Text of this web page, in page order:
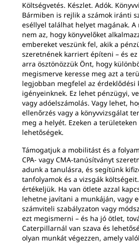
Költségvetés. Készlet. Adók.
Bármiben is rejlik a számok iránti
eséllyel találhat helyet magának. A
nem az, hogy könyvelőket
embereket veszünk fel, akik a
szeretnének karriert építeni – és
arra ösztönözzük Önt, hogy
megismerve keresse meg azt a
legjobban megfelel az érdeklődési
igényeinknek. Ez lehet pénzügyi,
vagy adóelszámolás. Vagy lehet,
ellenőrzés vagy a könyvvizsgálat
meg a helyét. Ezeken a
lehetőségek.
Támogatjuk a mobilitást és a
CPA- vagy CMA-tanúsítványt
adunk a tanulásra, és segítünk
tanfolyamok és a vizsgák
értékeljük. Ha van ötlete azzal
lehetne javítani a munkáján, vagy
számviteli szabályzaton vagy
ezt megismerni – és ha jó ötlet,
Caterpillarnál van szava és
olyan munkát végezzen, amely